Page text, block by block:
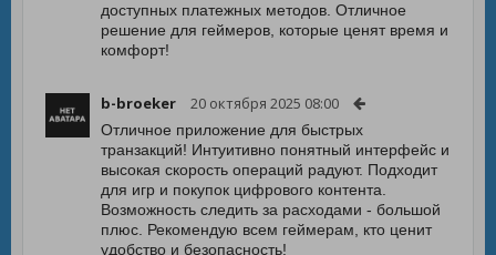
доступных платежных методов. Отличное
решение для геймеров, которые ценят время и
комфорт!
b-broeker 20 октября 2025 08:00
Отличное приложение для быстрых
транзакций! Интуитивно понятный интерфейс и
высокая скорость операций радуют. Подходит
для игр и покупок цифрового контента.
Возможность следить за расходами - большой
плюс. Рекомендую всем геймерам, кто ценит
удобство и безопасность!